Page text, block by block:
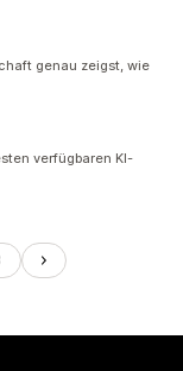
genau zeigst, wie
verfügbaren KI-